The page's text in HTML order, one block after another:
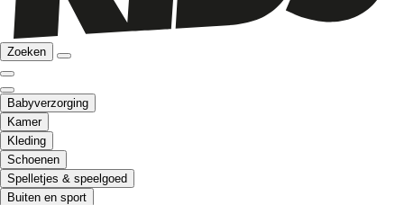
Zoeken
Babyverzorging
Kamer
Kleding
Schoenen
Spelletjes & speelgoed
Buiten en sport